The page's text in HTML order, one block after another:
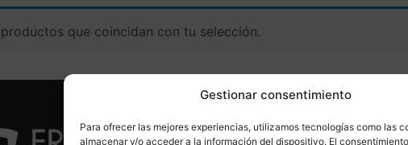
Gestionar consentimiento
Para ofrecer las mejores experiencias, utilizamos tecnologías como las
almacenar y/o acceder a la información del dispositivo. El
que coincidan con tu selección.
MENÚ
CATEGORÍAS